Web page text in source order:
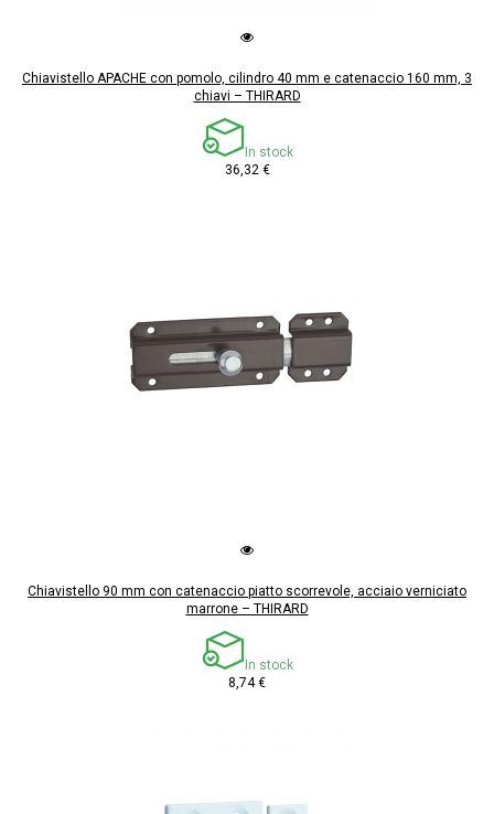
Chiavistello APACHE con pomolo, cilindro 40 mm e catenaccio 160 mm, 3
chiavi – THIRARD
In stock
36,32 €
Chiavistello 90 mm con catenaccio piatto scorrevole, acciaio verniciato
marrone – THIRARD
In stock
8,74 €